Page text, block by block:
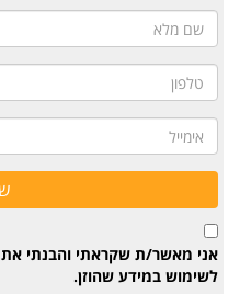
אני מאשר/ת שקראתי והבנתי את
לשימוש במידע שהוזן.